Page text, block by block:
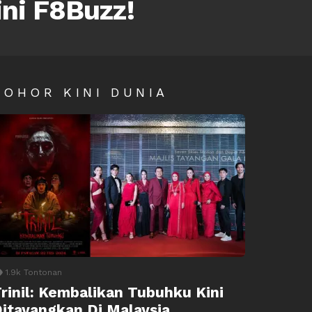
F8Buzz!
KINI DUNIA
1.9k Tontonan
Kembalikan Tubuhku Kini